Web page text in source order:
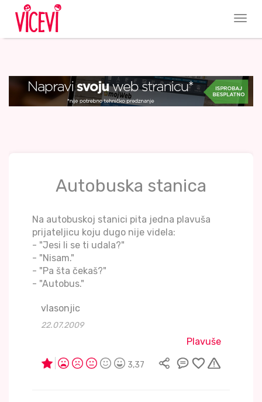
Autobuska stanica
Na autobuskoj stanici pita jedna plavuša
prijateljicu koju dugo nije videla:
- "Jesi li se ti udala?"
- "Nisam."
- "Pa šta čekaš?"
- "Autobus."
vlasonjic
22.07.2009
Plavuše
3,37